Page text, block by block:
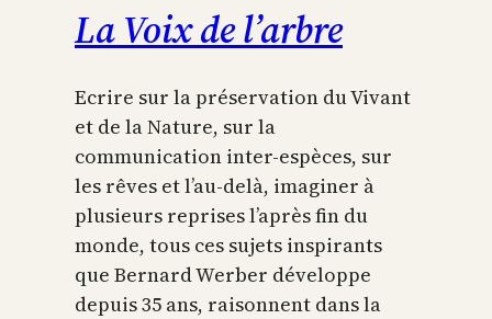
La Voix de l’arbre
Ecrire sur la préservation du Vivant
et de la Nature, sur la
communication inter-espèces, sur
les rêves et l’au-delà, imaginer à
plusieurs reprises l’après fin du
monde, tous ces sujets inspirants
que Bernard Werber développe
depuis 35 ans, raisonnent dans la